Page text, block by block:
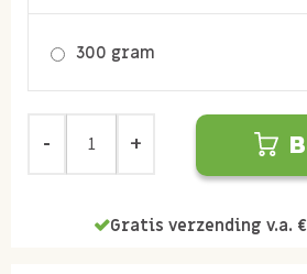
300 gram
Gratis verzending v.a. €